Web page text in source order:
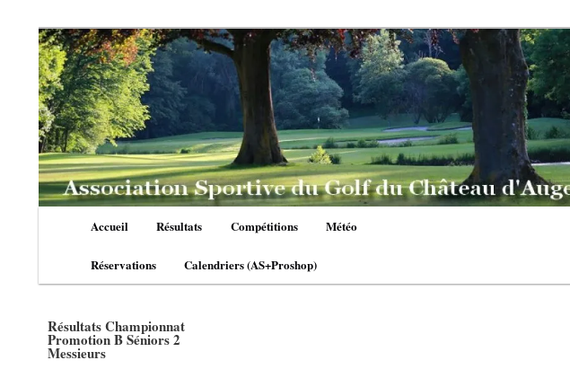
Accueil Résultats Compétitions Météo
Réservations Calendriers (AS+Proshop)
Résultats Championnat
Promotion B Séniors 2
Messieurs